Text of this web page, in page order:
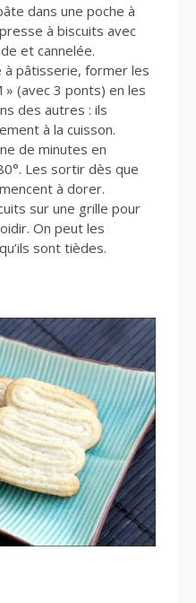
dans une poche à
à biscuits avec
et cannelée.
à pâtisserie, former les
» (avec 3 ponts) en les
des autres : ils
à la cuisson.
de minutes en
Les sortir dès que
à dorer.
sur une grille pour
On peut les
sont tièdes.